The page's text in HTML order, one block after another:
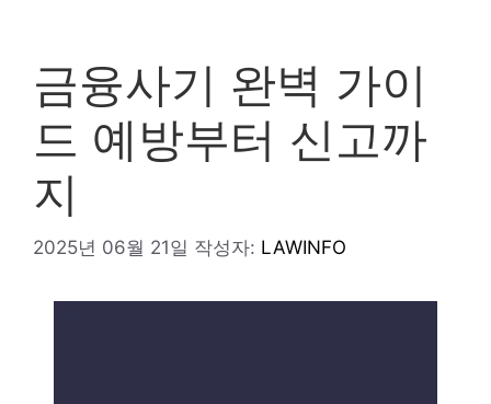
금융사기 완벽 가이
드 예방부터 신고까
지
2025년 06월 21일 작성자: LAWINFO